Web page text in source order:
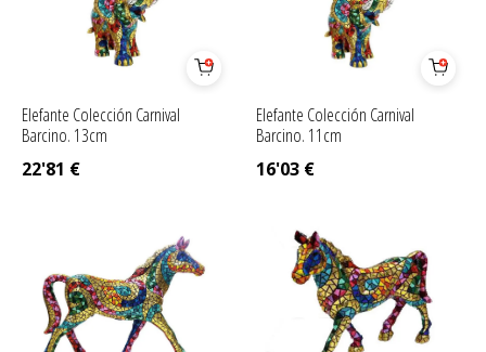
Elefante Colección Carnival
Barcino. 13cm
22'81 €
Elefante Colección Carnival
Barcino. 11cm
16'03 €